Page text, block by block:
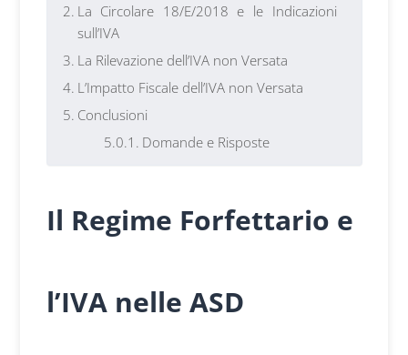
La Circolare 18/E/2018 e le Indicazioni
sull’IVA
La Rilevazione dell’IVA non Versata
L’Impatto Fiscale dell’IVA non Versata
Conclusioni
Domande e Risposte
Il Regime Forfettario e
l’IVA nelle ASD